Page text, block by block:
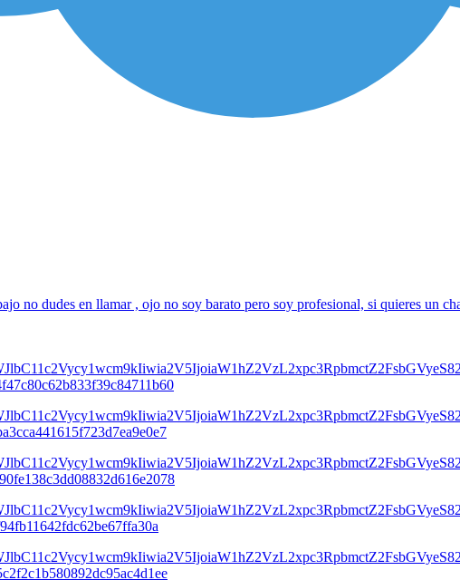
no dudes en llamar , ojo no soy barato pero soy profesional, si quieres un